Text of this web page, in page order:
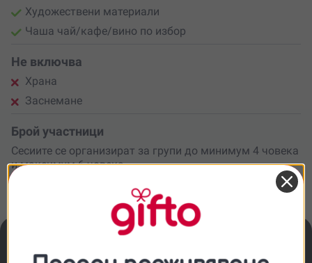
Художествени материали
Чаша чай/кафе/вино по избор
Не включва
Храна
Заснемане
Брой участници
Сесиите се организират за групи до минимум 4 човека
и максимум 6 човека.